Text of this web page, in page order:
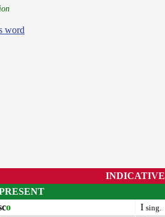
word
INDICATIVE
o
I sing.